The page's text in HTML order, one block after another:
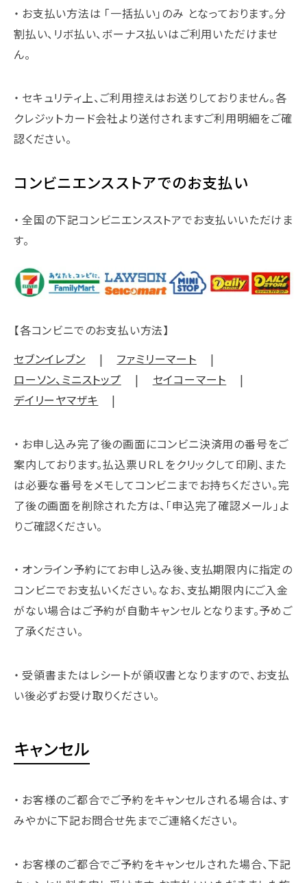
お支払い方法は 「一括払い」のみ となっております。分
割払い、リボ払い、ボーナス払いはご利用いただけませ
ん。
セキュリティ上、ご利用控えはお送りしておりません。各
クレジットカード会社より送付されますご利用明細をご確
認ください。
コンビニエンスストアでのお支払い
全国の下記コンビニエンスストアでお支払いいただけま
す。
【各コンビニでのお支払い方法】
セブンイレブン
ファミリーマート
ローソン、ミニストップ
セイコーマート
デイリーヤマザキ
お申し込み完了後の画面にコンビニ決済用の番号をご
案内しております。払込票ＵＲＬをクリックして印刷、また
は必要な番号をメモしてコンビニまでお持ちください。完
了後の画面を削除された方は、「申込完了確認メール」よ
りご確認ください。
オンライン予約にてお申し込み後、支払期限内に指定の
コンビニでお支払いください。なお、支払期限内にご入金
がない場合はご予約が自動キャンセルとなります。予めご
了承ください。
受領書またはレシートが領収書となりますので、お支払
い後必ずお受け取りください。
キャンセル
お客様のご都合でご予約をキャンセルされる場合は、す
みやかに下記お問合せ先までご連絡ください。
お客様のご都合でご予約をキャンセルされた場合、下記